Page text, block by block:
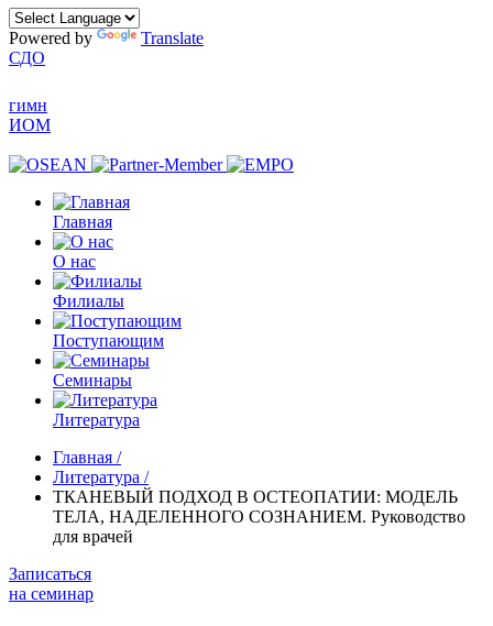
Powered by
Translate
СДО
гимн
ИОМ
Главная
О нас
Филиалы
Поступающим
Семинары
Литература
Главная /
Литература /
ТКАНЕВЫЙ ПОДХОД В ОСТЕОПАТИИ: МОДЕЛЬ
ТЕЛА, НАДЕЛЕННОГО СОЗНАНИЕМ. Руководство
для врачей
Записаться
на семинар